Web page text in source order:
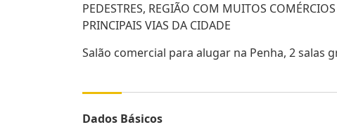
PEDESTRES, REGIÃO COM MUITOS
PRINCIPAIS VIAS DA CIDADE
Salão comercial para alugar na Penha, 2 salas
Dados Básicos